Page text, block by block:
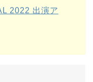
2022 出演ア